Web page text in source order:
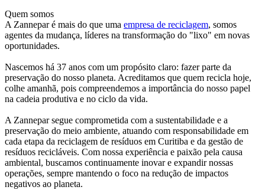
Quem somos
A Zannepar é mais do que uma empresa de reciclagem, somos
agentes da mudança, líderes na transformação do "lixo" em novas
oportunidades.
Nascemos há 37 anos com um propósito claro: fazer parte da
preservação do nosso planeta. Acreditamos que quem recicla hoje,
colhe amanhã, pois compreendemos a importância do nosso papel
na cadeia produtiva e no ciclo da vida.
A Zannepar segue comprometida com a sustentabilidade e a
preservação do meio ambiente, atuando com responsabilidade em
cada etapa da reciclagem de resíduos em Curitiba e da gestão de
resíduos recicláveis. Com nossa experiência e paixão pela causa
ambiental, buscamos continuamente inovar e expandir nossas
operações, sempre mantendo o foco na redução de impactos
negativos ao planeta.